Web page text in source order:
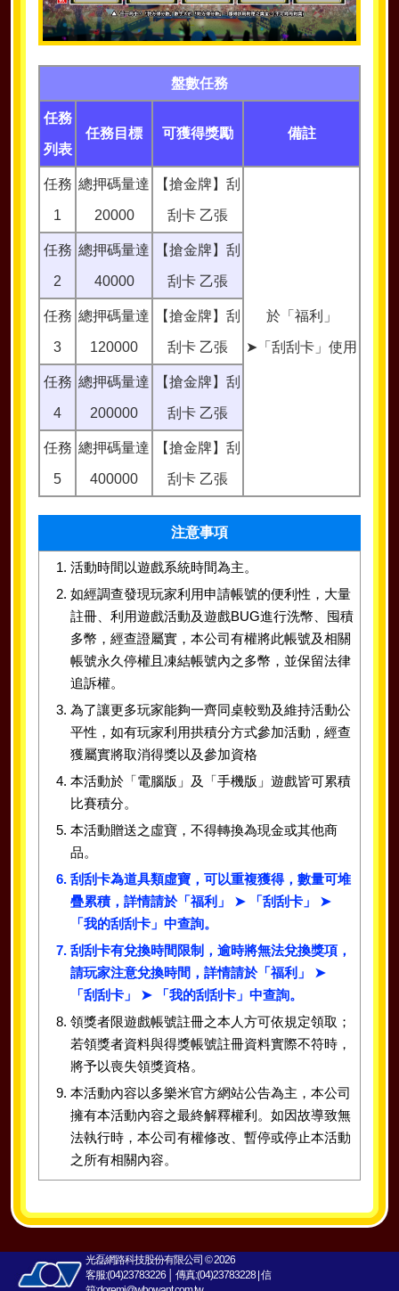
盤數任務
任務
列表
任務目標 可獲得獎勵 備註
任務
1
總押碼量達
20000
【搶金牌】刮
刮卡 乙張
於「福利」
➤「刮刮卡」使用
任務
2
總押碼量達
40000
【搶金牌】刮
刮卡 乙張
任務
3
總押碼量達
120000
【搶金牌】刮
刮卡 乙張
任務
4
總押碼量達
200000
【搶金牌】刮
刮卡 乙張
任務
5
總押碼量達
400000
【搶金牌】刮
刮卡 乙張
注意事項
活動時間以遊戲系統時間為主。
如經調查發現玩家利用申請帳號的便利性，大量
註冊、利用遊戲活動及遊戲BUG進行洗幣、囤積
多幣，經查證屬實，本公司有權將此帳號及相關
帳號永久停權且凍結帳號內之多幣，並保留法律
追訴權。
為了讓更多玩家能夠一齊同桌較勁及維持活動公
平性，如有玩家利用拱積分方式參加活動，經查
獲屬實將取消得獎以及參加資格
本活動於「電腦版」及「手機版」遊戲皆可累積
比賽積分。
本活動贈送之虛寶，不得轉換為現金或其他商
品。
刮刮卡為道具類虛寶，可以重複獲得，數量可堆
疊累積，詳情請於「福利」 ➤ 「刮刮卡」 ➤
「我的刮刮卡」中查詢。
刮刮卡有兌換時間限制，逾時將無法兌換獎項，
請玩家注意兌換時間，詳情請於「福利」 ➤
「刮刮卡」 ➤ 「我的刮刮卡」中查詢。
領獎者限遊戲帳號註冊之本人方可依規定領取；
若領獎者資料與得獎帳號註冊資料實際不符時，
將予以喪失領獎資格。
本活動內容以多樂米官方網站公告為主，本公司
擁有本活動內容之最終解釋權利。如因故導致無
法執行時，本公司有權修改、暫停或停止本活動
之所有相關內容。